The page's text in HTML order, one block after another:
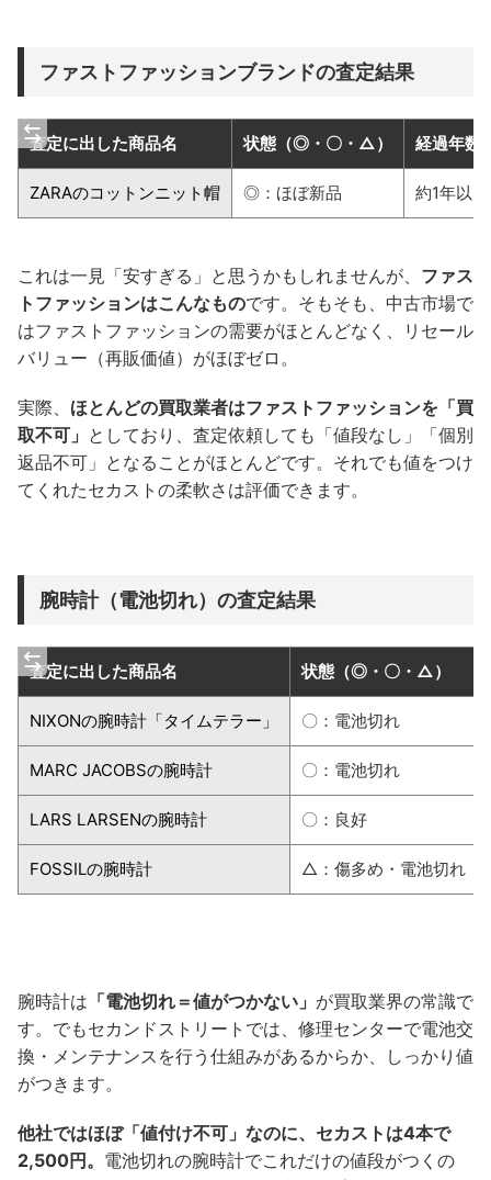
ファストファッションブランドの査定結果
査定に出した商品名 状態（◎・〇・△） 経過年数
ZARAのコットンニット帽 ◎：ほぼ新品 約1年以内
これは一見「安すぎる」と思うかもしれませんが、 ファス
トファッションはこんなものです。そもそも、中古市場で
はファストファッションの需要がほとんどなく、リセール
バリュー（再販価値）がほぼゼロ。
実際、 ほとんどの買取業者はファストファッションを「買
取不可」 としており、査定依頼しても「値段なし」「個別
返品不可」となることがほとんどです。それでも値をつけ
てくれたセカストの柔軟さは評価できます。
腕時計（電池切れ）の査定結果
査定に出した商品名 状態（◎・〇・△）
NIXONの腕時計「タイムテラー」 〇：電池切れ
MARC JACOBSの腕時計 〇：電池切れ
LARS LARSENの腕時計 〇：良好
FOSSILの腕時計 △：傷多め・電池切れ
腕時計は 「電池切れ＝値がつかない」 が買取業界の常識で
す。でもセカンドストリートでは、修理センターで電池交
換・メンテナンスを行う仕組みがあるからか、しっかり値
がつきます。
他社ではほぼ「値付け不可」なのに、セカストは4本で
2,500円。 電池切れの腕時計でこれだけの値段がつくの